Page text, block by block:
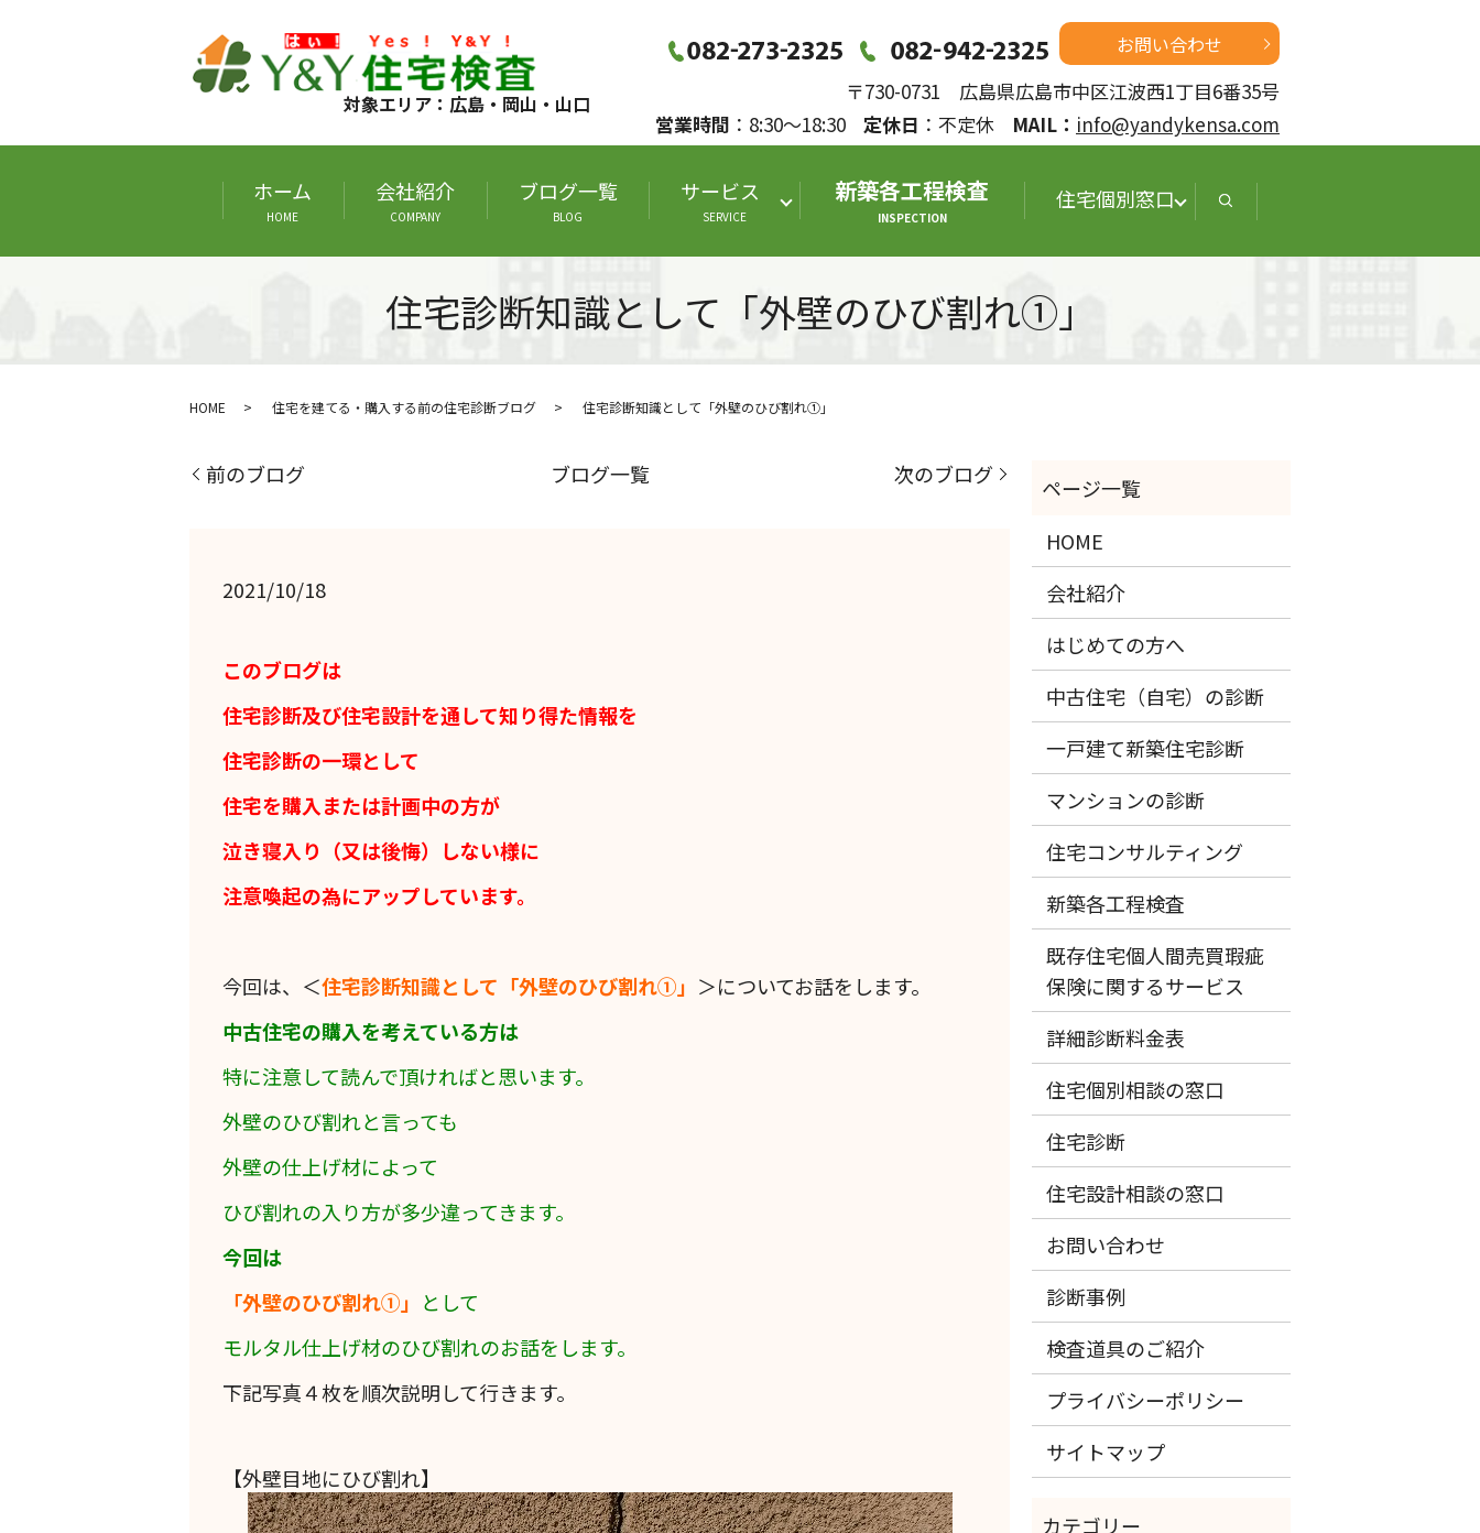
対象エリア：広島・岡山・山口
お問い合わせ
〒730-0731 広島県広島市中区江波西1丁目6番35号
営業時間 ：8:30～18:30 定休日 ：不定休 MAIL： info@yandykensa.com
ホーム
HOME
会社紹介
COMPANY
ブログ一覧
BLOG
サービス
SERVICE
新築各工程検査
INSPECTION
住宅個別窓口
住宅診断知識として「外壁のひび割れ①」
HOME 住宅を建てる・購入する前の住宅診断ブログ 住宅診断知識として「外壁のひび割れ①」
前のブログ ブログ一覧 次のブログ
2021/10/18
このブログは
住宅診断及び住宅設計を通して知り得た情報を
住宅診断の一環として
住宅を購入または計画中の方が
泣き寝入り（又は後悔）しない様に
注意喚起の為にアップしています。
今回は、＜住宅診断知識として「外壁のひび割れ①」 ＞についてお話をします。
中古住宅の購入を考えている方は
特に注意して読んで頂ければと思います。
外壁のひび割れと言っても
外壁の仕上げ材によって
ひび割れの入り方が多少違ってきます。
今回は
「外壁のひび割れ①」 として
モルタル仕上げ材のひび割れのお話をします。
下記写真４枚を順次説明して行きます。
【外壁目地にひび割れ】
HOME
会社紹介
はじめての方へ
中古住宅（自宅）の診断
一戸建て新築住宅診断
マンションの診断
住宅コンサルティング
新築各工程検査
既存住宅個人間売買瑕疵
保険に関するサービス
詳細診断料金表
住宅個別相談の窓口
住宅診断
住宅設計相談の窓口
お問い合わせ
診断事例
検査道具のご紹介
プライバシーポリシー
サイトマップ